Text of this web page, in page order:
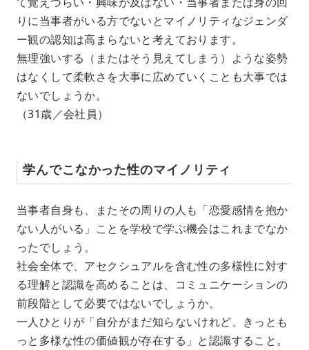
りに当事者がいる方でないとマイノリティなジェンダ
ー観の認知は高まらないと考えております。
無理強いする（またはそう見えてしまう）ような姿勢
はなくして柔軟さを大事に広めていくことも大事では
ないでしょうか。
（31歳／会社員）
学んでこなかった性のマイノリティ
当事者自身も、またその周りの人も「恋愛感情を抱か
ない人がいる」ことを学校で学ぶ機会はこれまでなか
ったでしょう。
社会全体で、アセクシュアルを含む性の多様性に対す
る理解と認識を高めることは、コミュニケーションの
前段階として必要ではないでしょうか。
一人ひとりが「自分がまだ知らないけれど、きっとも
っと多様な性の価値観が存在する」と認識すること。